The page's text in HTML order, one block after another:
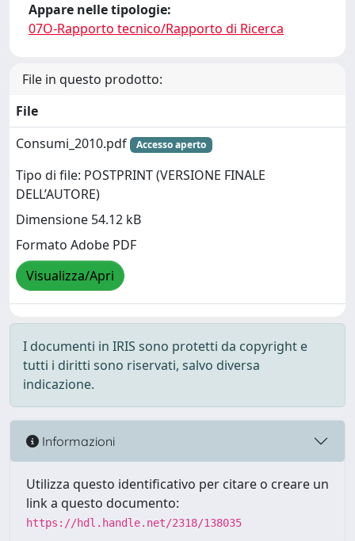
Appare nelle tipologie:
07O-Rapporto tecnico/Rapporto di Ricerca
File in questo prodotto:
File
Consumi_2010.pdf
Accesso aperto
Tipo di file: POSTPRINT (VERSIONE FINALE
DELL’AUTORE)
Dimensione 54.12 kB
Formato Adobe PDF
Visualizza/Apri
I documenti in IRIS sono protetti da copyright e
tutti i diritti sono riservati, salvo diversa
indicazione.
Informazioni
Utilizza questo identificativo per citare o creare un
link a questo documento:
https://hdl.handle.net/2318/138035